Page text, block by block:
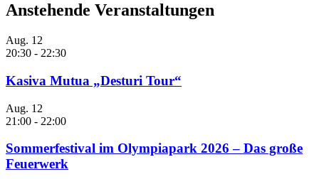
Anstehende Veranstaltungen
Aug. 12
20:30 - 22:30
Kasiva Mutua „Desturi Tour“
Aug. 12
21:00 - 22:00
Sommerfestival im Olympiapark 2026 – Das große
Feuerwerk